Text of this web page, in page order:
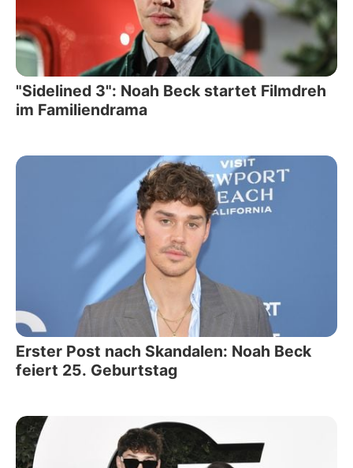
"Sidelined 3": Noah Beck startet Filmdreh
im Familiendrama
Erster Post nach Skandalen: Noah Beck
feiert 25. Geburtstag